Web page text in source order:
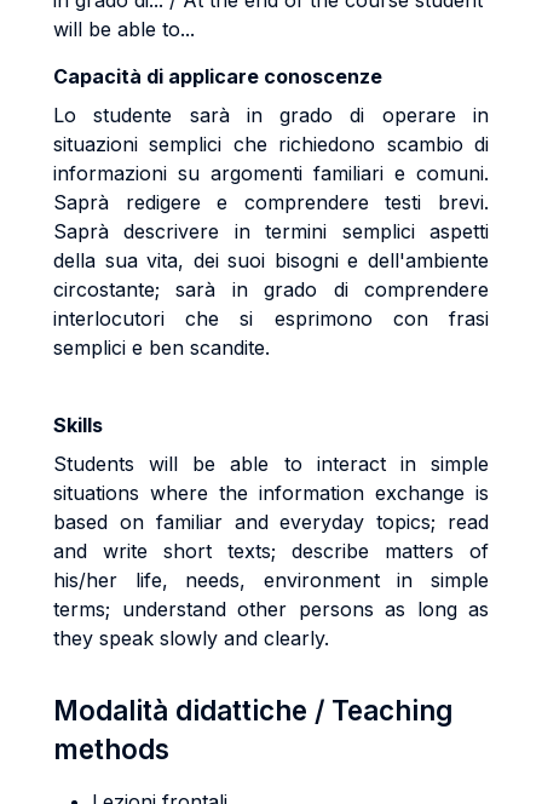
will be able to...
Capacità di applicare conoscenze
Lo studente sarà in grado di operare in
situazioni semplici che richiedono scambio di
informazioni su argomenti familiari e comuni.
Saprà redigere e comprendere testi brevi.
Saprà descrivere in termini semplici aspetti
della sua vita, dei suoi bisogni e dell'ambiente
circostante; sarà in grado di comprendere
interlocutori che si esprimono con frasi
semplici e ben scandite.
Skills
Students will be able to interact in simple
situations where the information exchange is
based on familiar and everyday topics; read
and write short texts; describe matters of
his/her life, needs, environment in simple
terms; understand other persons as long as
they speak slowly and clearly.
Modalità didattiche / Teaching
methods